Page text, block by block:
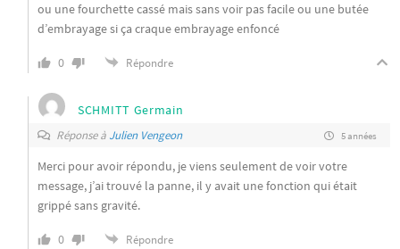
ou une fourchette cassé mais sans voir pas facile ou une butée
d’embrayage si ça craque embrayage enfoncé
0 Répondre
SCHMITT Germain
Réponse à Julien Vengeon 5 années
Merci pour avoir répondu, je viens seulement de voir votre
message, j’ai trouvé la panne, il y avait une fonction qui était
grippé sans gravité.
0 Répondre